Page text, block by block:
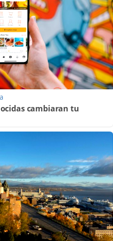
cambiaran tu